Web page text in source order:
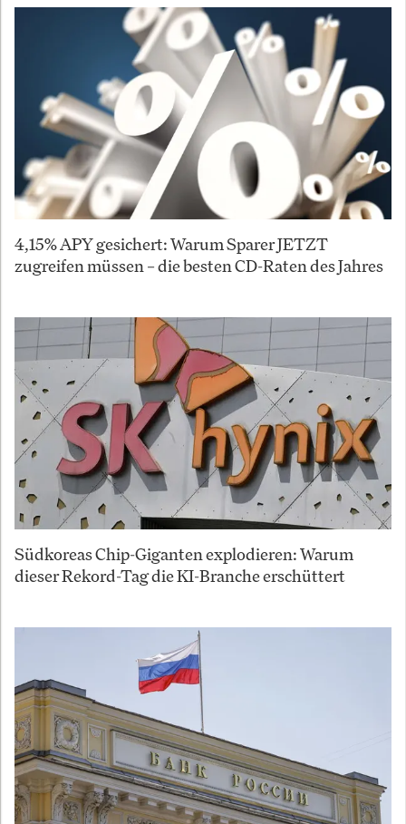
4,15% APY gesichert: Warum Sparer JETZT
zugreifen müssen – die besten CD-Raten des Jahres
Südkoreas Chip-Giganten explodieren: Warum
dieser Rekord-Tag die KI-Branche erschüttert